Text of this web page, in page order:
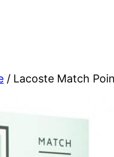
/ Lacoste Match